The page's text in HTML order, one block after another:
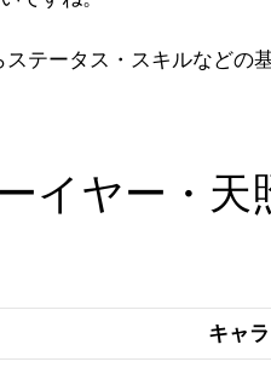
テータス・スキルなどの
イヤー・天
キャラ